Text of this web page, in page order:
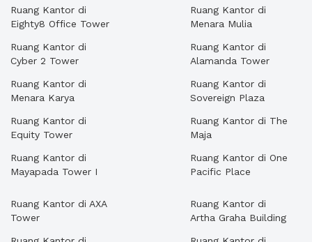
Ruang Kantor di
Eighty8 Office Tower
Ruang Kantor di
Cyber 2 Tower
Ruang Kantor di
Menara Karya
Ruang Kantor di
Equity Tower
Ruang Kantor di
Mayapada Tower I
Ruang Kantor di
Menara Mulia
Ruang Kantor di
Alamanda Tower
Ruang Kantor di
Sovereign Plaza
Ruang Kantor di The
Maja
Ruang Kantor di One
Pacific Place
Ruang Kantor di AXA
Tower
Ruang Kantor di
Artha Graha Building